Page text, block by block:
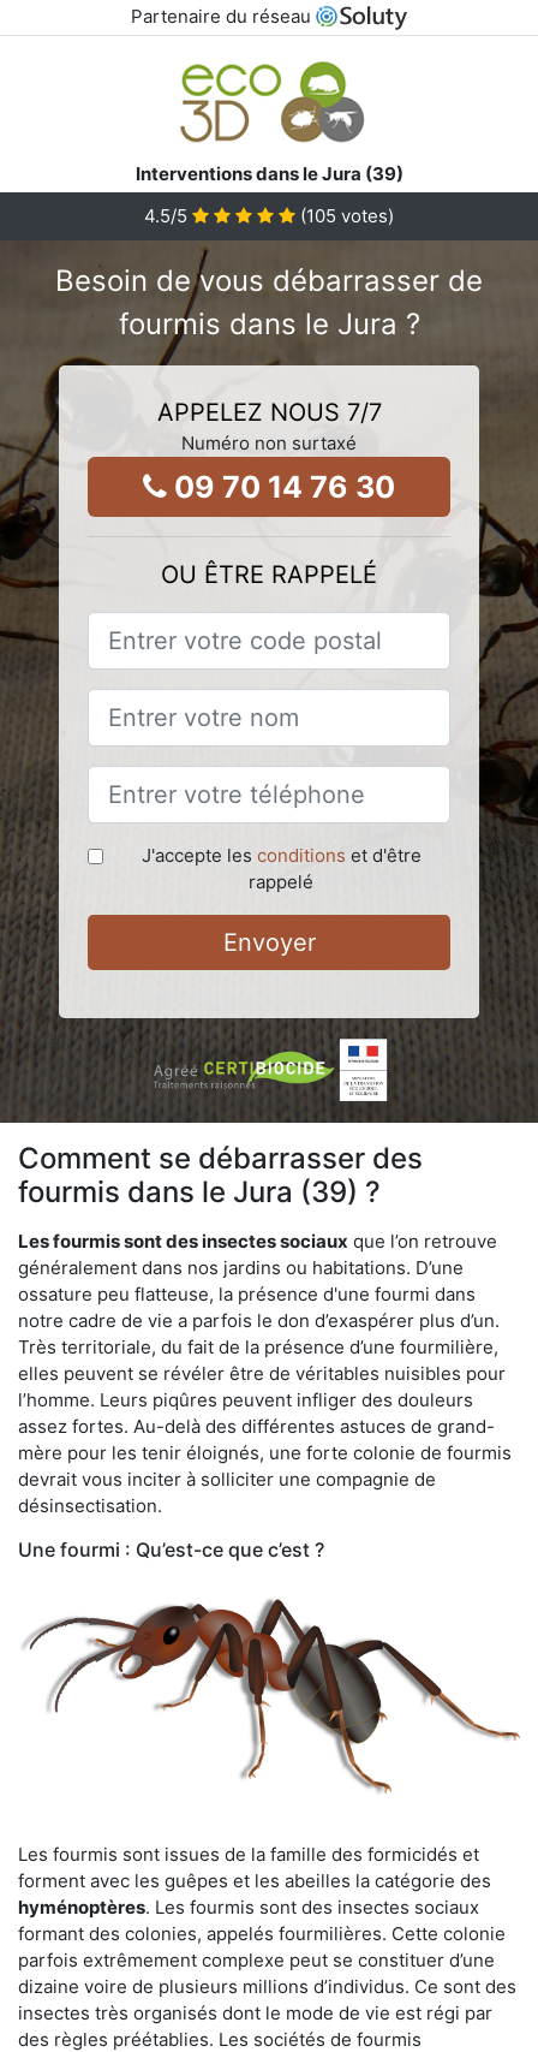
Partenaire du réseau
Interventions dans le Jura (39)
4.5/5 (105 votes)
Besoin de vous débarrasser de
fourmis dans le Jura ?
APPELEZ NOUS 7/7
Numéro non surtaxé
09 70 14 76 30
OU ÊTRE RAPPELÉ
J'accepte les conditions et d'être
rappelé
Envoyer
Comment se débarrasser des
fourmis dans le Jura (39) ?
Les fourmis sont des insectes sociaux que l’on retrouve
généralement dans nos jardins ou habitations. D’une
ossature peu flatteuse, la présence d'une fourmi dans
notre cadre de vie a parfois le don d’exaspérer plus d’un.
Très territoriale, du fait de la présence d’une fourmilière,
elles peuvent se révéler être de véritables nuisibles pour
l’homme. Leurs piqûres peuvent infliger des douleurs
assez fortes. Au-delà des différentes astuces de grand-
mère pour les tenir éloignés, une forte colonie de fourmis
devrait vous inciter à solliciter une compagnie de
désinsectisation.
Une fourmi : Qu’est-ce que c’est ?
Les fourmis sont issues de la famille des formicidés et
forment avec les guêpes et les abeilles la catégorie des
hyménoptères. Les fourmis sont des insectes sociaux
formant des colonies, appelés fourmilières. Cette colonie
parfois extrêmement complexe peut se constituer d’une
dizaine voire de plusieurs millions d’individus. Ce sont des
insectes très organisés dont le mode de vie est régi par
des règles préétablies. Les sociétés de fourmis